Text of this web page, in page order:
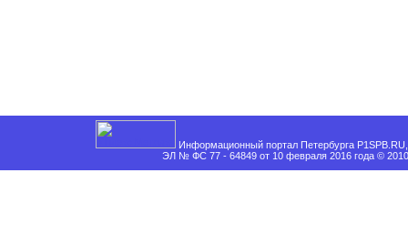
Информационный портал Петербурга
ЭЛ № ФС 77 - 64849 от 10 февраля 2016 года ©